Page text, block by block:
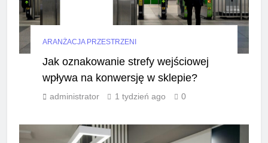
ARANŻACJA PRZESTRZENI
Jak oznakowanie strefy wejściowej
wpływa na konwersję w sklepie?
administrator 1 tydzień ago 0